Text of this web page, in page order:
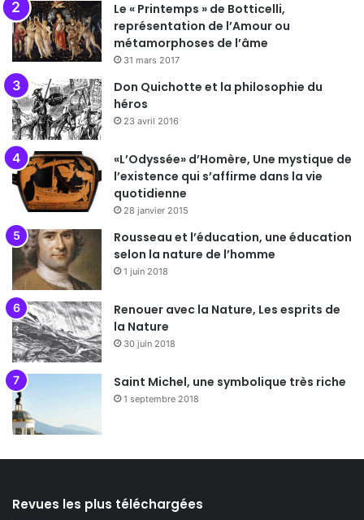
Le « Printemps » de Botticelli,
représentation de l’Amour ou
métamorphoses de l’âme
31 mars 2017
Don Quichotte et la philosophie du
héros
23 avril 2016
«L’Odyssée» d’Homère, Une mystique de
l’existence qui s’affirme dans la vie
quotidienne
28 janvier 2015
Rousseau et l’éducation, une éducation
selon la nature de l’homme
1 juin 2018
Renouer avec la Nature, Les esprits de
la Nature
30 juin 2018
Saint Michel, une symbolique très riche
1 septembre 2018
Revues les plus téléchargées